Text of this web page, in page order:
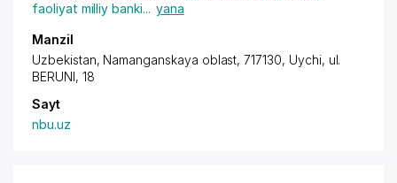
faoliyat milliy banki... yana
Manzil
Uzbekistan, Namanganskaya oblast, 717130, Uychi, ul.
BERUNI, 18
Sayt
nbu.uz